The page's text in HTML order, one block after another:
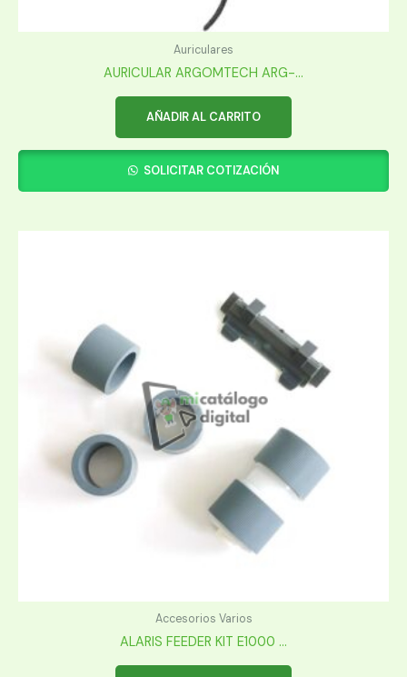
Auriculares
AURICULAR ARGOMTECH ARG-...
AÑADIR AL CARRITO
SOLICITAR COTIZACIÓN
Accesorios Varios
ALARIS FEEDER KIT E1000 ...